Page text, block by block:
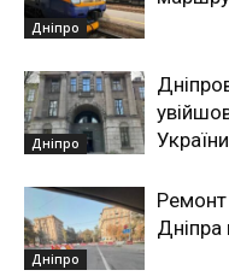
Дніпро
Дніпро
України
Дніпро
Ремонт
Дніпра